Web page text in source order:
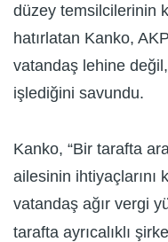
düzey temsilcilerinin
hatırlatan Kanko,
vatandaş lehine
işlediğini savundu.
Kanko, “Bir tarafta
ailesinin ihtiyaçlarını
vatandaş ağır vergi
tarafta ayrıcalıklı